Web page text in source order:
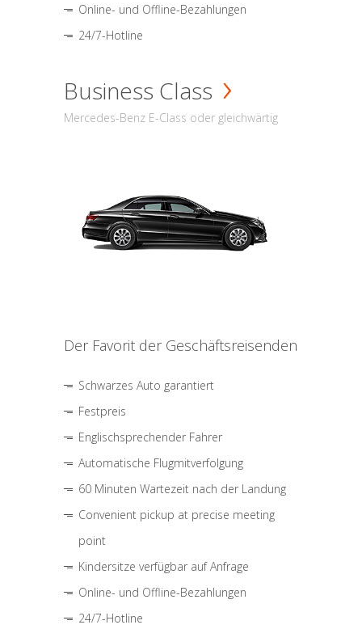
Online- und Offline-Bezahlungen
24/7-Hotline
Business Class
Mercedes-Benz E-Class oder gleichwärtig
Der Favorit der Geschäftsreisenden
Schwarzes Auto garantiert
Festpreis
Englischsprechender Fahrer
Automatische Flugmitverfolgung
60 Minuten Wartezeit nach der Landung
Convenient pickup at precise meeting
point
Kindersitze verfügbar auf Anfrage
Online- und Offline-Bezahlungen
24/7-Hotline